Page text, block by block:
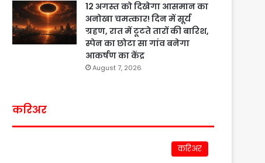
12 अगस्त को दिखेगा आसमान का
अनोखा चमत्कार! दिन में सूर्य
ग्रहण, रात में टूटते तारों की बारिश,
स्पेन का छोटा सा गांव बनेगा
आकर्षण का केंद्र
August 7, 2026
करिअर
करिअर